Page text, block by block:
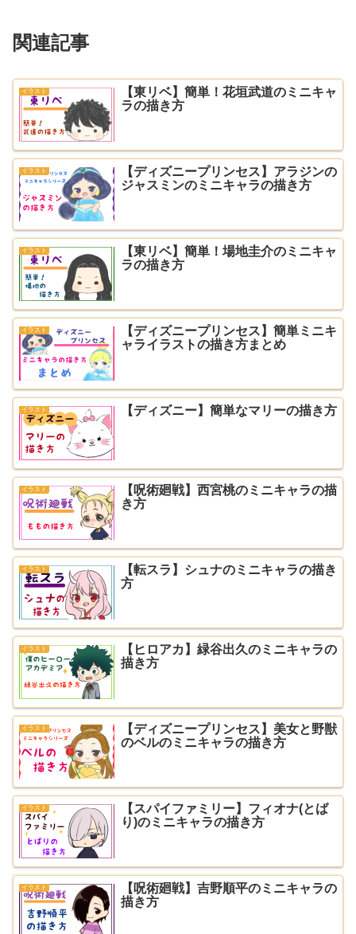
関連記事
イラスト
【東リベ】簡単！花垣武道のミニキャ
ラの描き方
イラスト
【ディズニープリンセス】アラジンの
ジャスミンのミニキャラの描き方
イラスト
【東リベ】簡単！場地圭介のミニキャ
ラの描き方
イラスト
【ディズニープリンセス】簡単ミニキ
ャライラストの描き方まとめ
イラスト 【ディズニー】簡単なマリーの描き方
イラスト
【呪術廻戦】西宮桃のミニキャラの描
き方
イラスト
【転スラ】シュナのミニキャラの描き
方
イラスト
【ヒロアカ】緑谷出久のミニキャラの
描き方
イラスト
【ディズニープリンセス】美女と野獣
のベルのミニキャラの描き方
イラスト
【スパイファミリー】フィオナ(とば
り)のミニキャラの描き方
イラスト
【呪術廻戦】吉野順平のミニキャラの
描き方